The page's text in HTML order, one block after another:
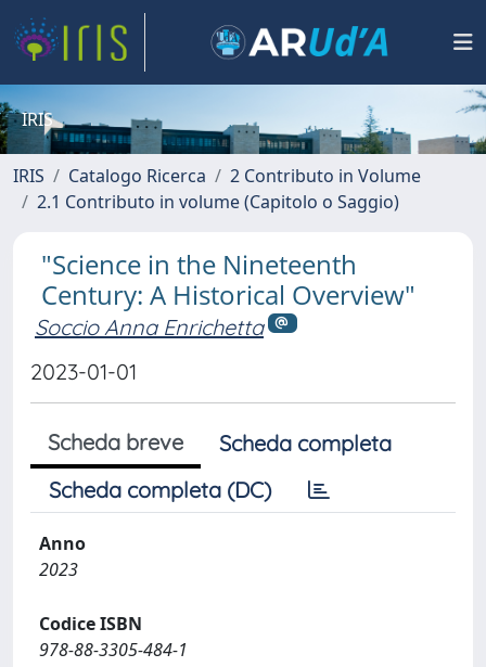
IRIS
IRIS Catalogo Ricerca
2 Contributo in Volume
2.1 Contributo in volume (Capitolo o Saggio)
"Science in the Nineteenth
Century: A Historical Overview"
Soccio Anna Enrichetta
2023-01-01
Scheda breve
Scheda completa
Scheda completa (DC)
Anno
2023
Codice ISBN
978-88-3305-484-1